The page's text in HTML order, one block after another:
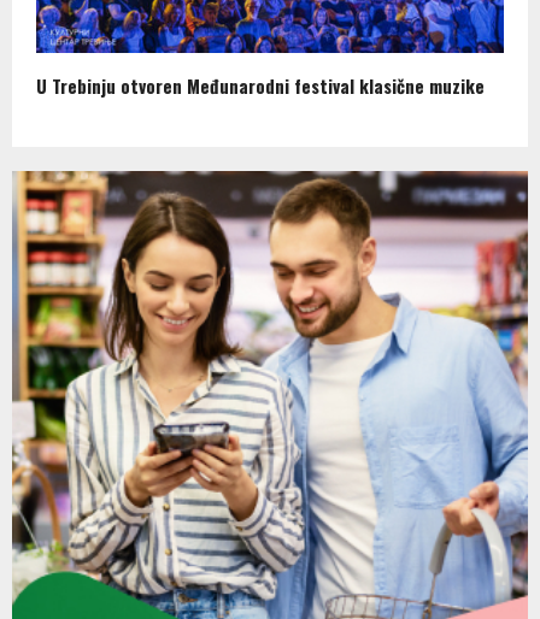
U Trebinju otvoren Međunarodni festival klasične muzike